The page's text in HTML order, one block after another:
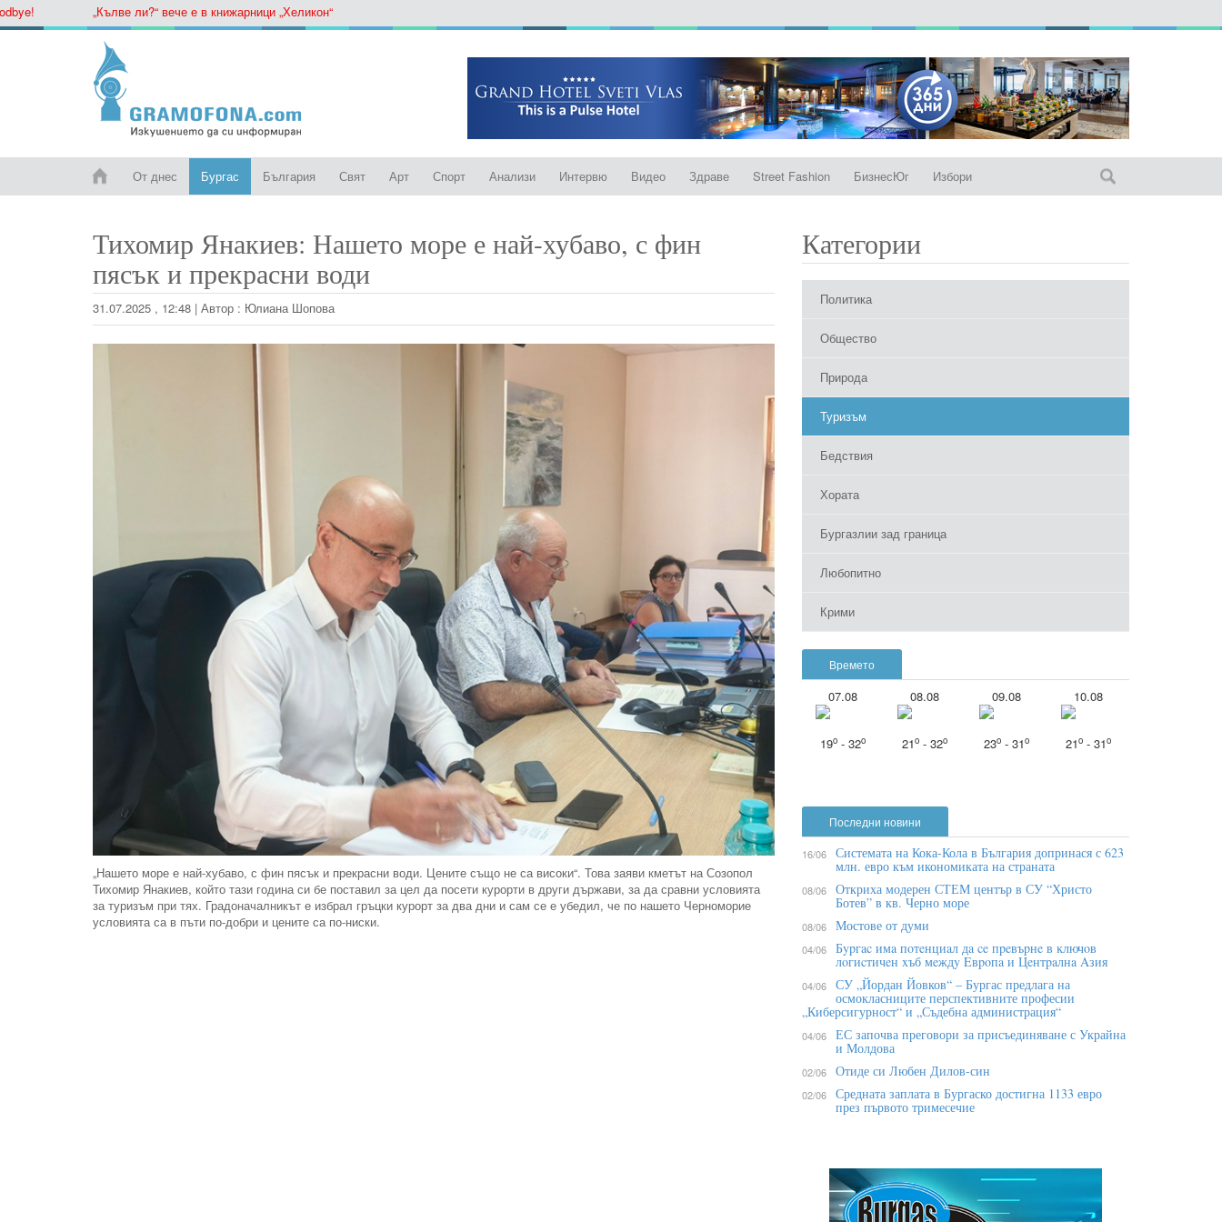
„Кълве ли?“ вече е в книжарници „Хеликон“
От днес Бургас България Свят Арт Спорт Анализи Интервю Видео Здраве Street Fashion БизнесЮг Избори
Тихомир Янакиев: Нашето море е най-хубаво, с фин
пясък и прекрасни води
31.07.2025 , 12:48 | Автор : Юлиана Шопова
„Нашето море е най-хубаво, с фин пясък и прекрасни води. Цените също не са високи“. Това заяви кметът на Созопол
Тихомир Янакиев, който тази година си бе поставил за цел да посети курорти в други държави, за да сравни условията
за туризъм при тях. Градоначалникът е избрал гръцки курорт за два дни и сам се е убедил, че по нашето Черноморие
условията са в пъти по-добри и цените са по-ниски.
Категории
Политика
Общество
Природа
Туризъм
Бедствия
Хората
Бургазлии зад граница
Любопитно
Крими
Времето
07.08
19o - 32o
08.08
21o - 32o
09.08
23o - 31o
10.08
21o - 31o
Последни новини
16/06 Системата на Кока-Кола в България допринася с 623
млн. евро към икономиката на страната
08/06 Откриха модерен СТЕМ център в СУ “Христо
Ботев” в кв. Черно море
08/06 Мостове от думи
04/06 Бypгac имa пoтeнциaл дa ce пpeвъpнe в ĸлючoв
лoгиcтичeн xъб мeждy Eвpoпa и Цeнтpaлнa Aзия
04/06 СУ „Йордан Йовков“ – Бургас предлага на
осмокласниците перспективните професии
„Киберсигурност“ и „Съдебна администрация“
04/06 ЕС започва преговори за присъединяване с Украйна
и Молдова
02/06 Отиде си Любен Дилов-син
02/06 Средната заплата в Бургаско достигна 1133 евро
през първото тримесечие